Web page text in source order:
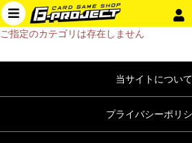
ご指定のカテゴリは存在しません
当サイトについて
プライバシーポリ